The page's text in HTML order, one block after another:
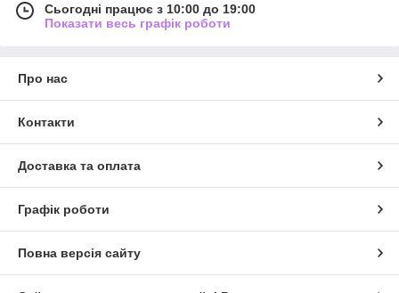
Сьогодні працює з 10:00 до 19:00
Показати весь графік роботи
Про нас
Контакти
Доставка та оплата
Графік роботи
Повна версія сайту